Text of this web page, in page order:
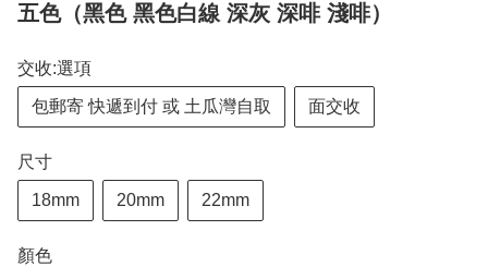
五色（黑色 黑色白線 深灰 深啡 淺啡）
交收:選項
包郵寄 快遞到付 或 土瓜灣自取 面交收
尺寸
18mm 20mm 22mm
顏色